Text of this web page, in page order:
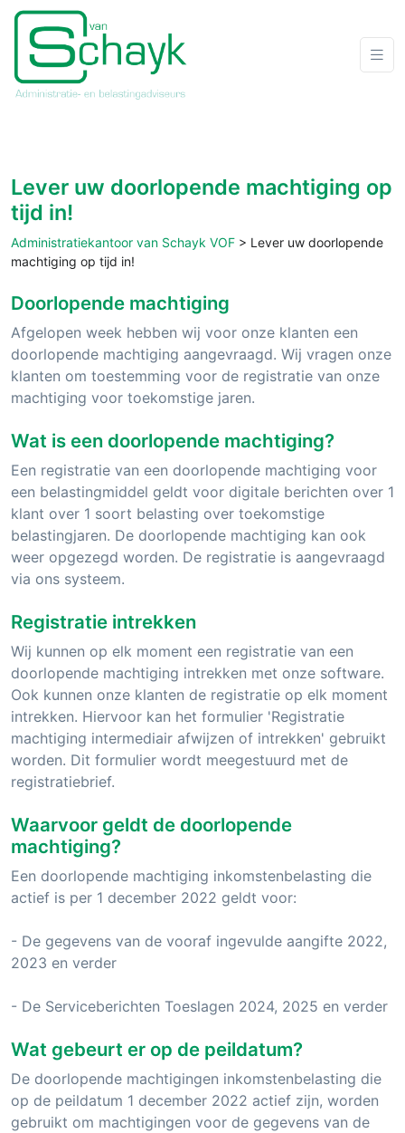
Lever uw doorlopende machtiging op
tijd in!
Administratiekantoor van Schayk VOF > Lever uw doorlopende
machtiging op tijd in!
Doorlopende machtiging
Afgelopen week hebben wij voor onze klanten een
doorlopende machtiging aangevraagd. Wij vragen onze
klanten om toestemming voor de registratie van onze
machtiging voor toekomstige jaren.
Wat is een doorlopende machtiging?
Een registratie van een doorlopende machtiging voor
een belastingmiddel geldt voor digitale berichten over 1
klant over 1 soort belasting over toekomstige
belastingjaren. De doorlopende machtiging kan ook
weer opgezegd worden. De registratie is aangevraagd
via ons systeem.
Registratie intrekken
Wij kunnen op elk moment een registratie van een
doorlopende machtiging intrekken met onze software.
Ook kunnen onze klanten de registratie op elk moment
intrekken. Hiervoor kan het formulier 'Registratie
machtiging intermediair afwijzen of intrekken' gebruikt
worden. Dit formulier wordt meegestuurd met de
registratiebrief.
Waarvoor geldt de doorlopende
machtiging?
Een doorlopende machtiging inkomstenbelasting die
actief is per 1 december 2022 geldt voor:
- De gegevens van de vooraf ingevulde aangifte 2022,
2023 en verder
- De Serviceberichten Toeslagen 2024, 2025 en verder
Wat gebeurt er op de peildatum?
De doorlopende machtigingen inkomstenbelasting die
op de peildatum 1 december 2022 actief zijn, worden
gebruikt om machtigingen voor de gegevens van de